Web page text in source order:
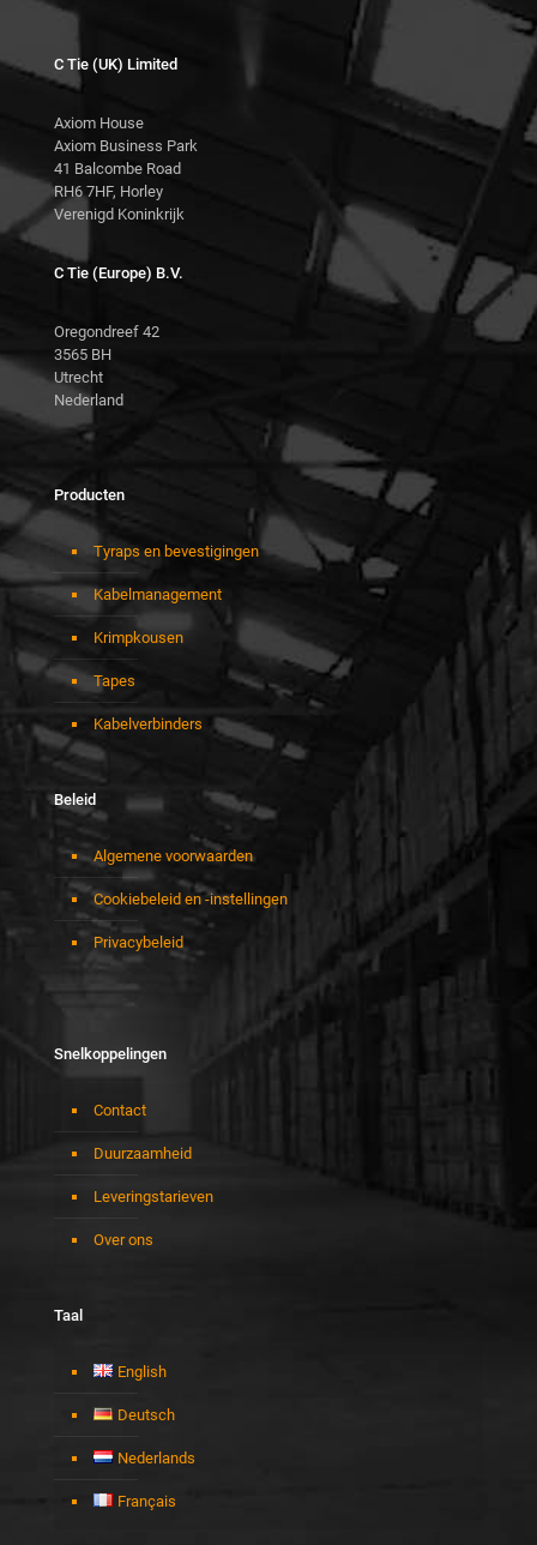
C Tie (UK) Limited
Axiom House
Axiom Business Park
41 Balcombe Road
RH6 7HF, Horley
Verenigd Koninkrijk
C Tie (Europe) B.V.
Oregondreef 42
3565 BH
Utrecht
Nederland
Producten
Tyraps en bevestigingen
Kabelmanagement
Krimpkousen
Tapes
Kabelverbinders
Beleid
Algemene voorwaarden
Cookiebeleid en -instellingen
Privacybeleid
Snelkoppelingen
Contact
Duurzaamheid
Leveringstarieven
Over ons
Taal
English
Deutsch
Nederlands
Français